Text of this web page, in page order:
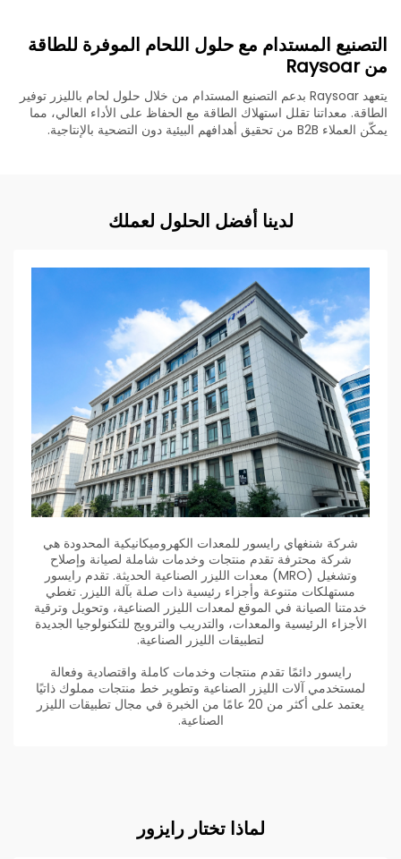
التصنيع المستدام مع حلول اللحام الموفرة للطاقة
من Raysoar
يتعهد Raysoar بدعم التصنيع المستدام من خلال حلول لحام بالليزر توفير
الطاقة. معداتنا تقلل استهلاك الطاقة مع الحفاظ على الأداء العالي، مما
يمكّن العملاء B2B من تحقيق أهدافهم البيئية دون التضحية بالإنتاجية.
لدينا أفضل الحلول لعملك
شركة شنغهاي رايسور للمعدات الكهروميكانيكية المحدودة هي
شركة محترفة تقدم منتجات وخدمات شاملة لصيانة وإصلاح
وتشغيل (MRO) معدات الليزر الصناعية الحديثة. تقدم رايسور
مستهلكات متنوعة وأجزاء رئيسية ذات صلة بآلة الليزر. تغطي
خدمتنا الصيانة في الموقع لمعدات الليزر الصناعية، وتحويل وترقية
الأجزاء الرئيسية والمعدات، والتدريب والترويج للتكنولوجيا الجديدة
لتطبيقات الليزر الصناعية.
رايسور دائمًا تقدم منتجات وخدمات كاملة واقتصادية وفعالة
لمستخدمي آلات الليزر الصناعية وتطوير خط منتجات مملوك ذاتيًا
يعتمد على أكثر من 20 عامًا من الخبرة في مجال تطبيقات الليزر
الصناعية.
لماذا تختار رايزور